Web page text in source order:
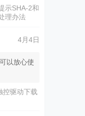
示SHA-2和
理办法
4月4日
以放心使
控驱动下载